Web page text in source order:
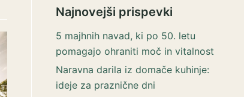
Najnovejši prispevki
5 majhnih navad, ki po 50. letu
pomagajo ohraniti moč in vitalnost
Naravna darila iz domače kuhinje:
ideje za praznične dni